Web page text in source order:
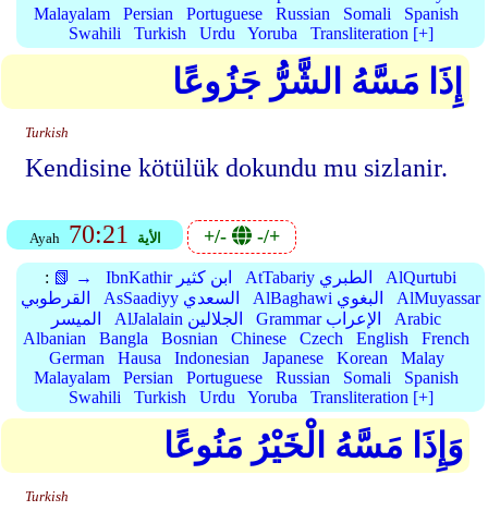
Malayalam
Persian Portuguese Russian Somali
Spanish
Swahili
Turkish Urdu Yoruba Transliteration [+]
إِذَا مَسَّهُ الشَّرُّ جَزُوعًا
Turkish
Kendisine kötülük dokundu mu sizlanir.
Ayah 70:21 الأية +/- -/+
: 📗 → IbnKathir ابن كثير AtTabariy الطبري
AlQurtubi
القرطوبي
AsSaadiyy السعدي AlBaghawi البغوي
AlMuyassar
الميسر
AlJalalain الجلالين Grammar الإعراب
Arabic
Albanian
Bangla Bosnian Chinese Czech English
French
German
Hausa Indonesian Japanese Korean
Malay
Malayalam
Persian Portuguese Russian Somali
Spanish
Swahili
Turkish Urdu Yoruba Transliteration [+]
وَإِذَا مَسَّهُ الْخَيْرُ مَنُوعًا
Turkish